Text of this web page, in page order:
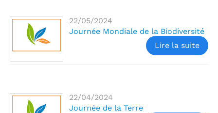
22/05/2024
Journée Mondiale de la Biodiversité
Lire la suite
22/04/2024
Journée de la Terre